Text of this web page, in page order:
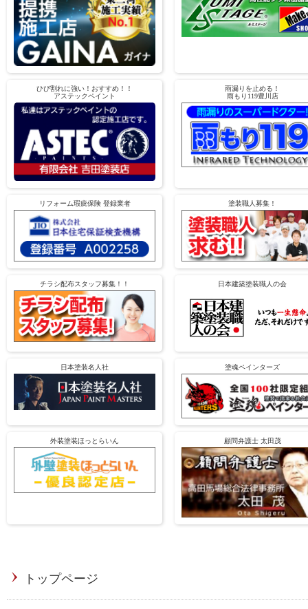
ひび割れに強い！おすすめ！！
アステックペイント
雨漏りを止める！
雨もり119豊川店
リフォーム瑕疵保険 登録業者 塗装職人募集！
チラシ配布スタッフ募集！！ 日本建築塗装職人の会
日本塗装名人社 塗魂ペインターズ
外装塗装ほっとらいん 顧問弁護士 太田茂
トップページ